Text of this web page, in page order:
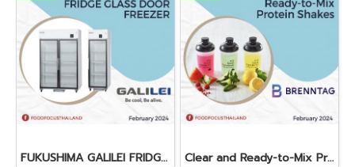
FUKUSHIMA GALILEI FRIDGE GLASS DOOR FREEZER Clear and Ready-to-Mix Protein Shakes